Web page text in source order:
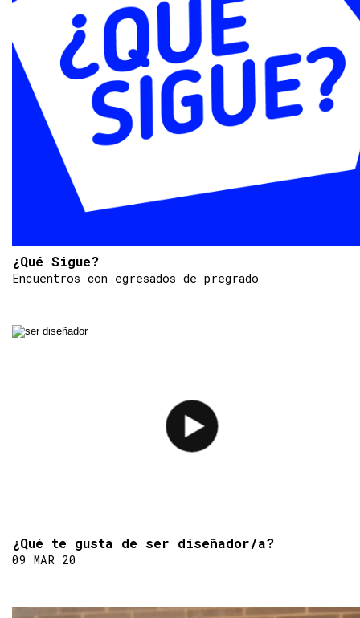
¿Qué Sigue?
Encuentros con egresados de pregrado
¿Qué te gusta de ser diseñador/a?
09 MAR 20